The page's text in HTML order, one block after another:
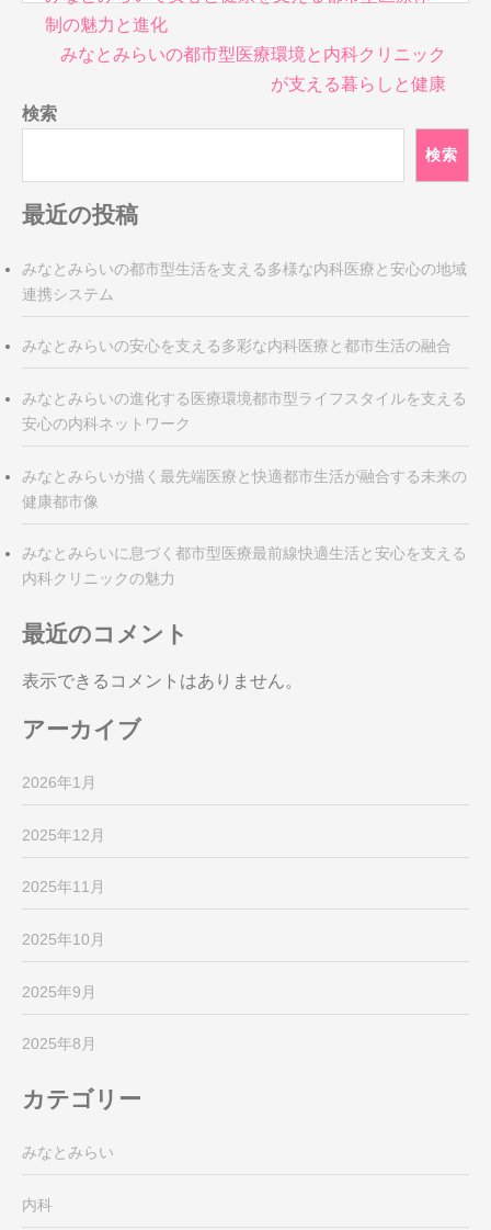
稿
ナ
ゲ
ー
ョ
ン
制の魅力と進化
みなとみらいの都市型医療環境と内科クリニック
が支える暮らしと健康
検索
検索
最近の投稿
みなとみらいの都市型生活を支える多様な内科医療と安心の地域
連携システム
みなとみらいの安心を支える多彩な内科医療と都市生活の融合
みなとみらいの進化する医療環境都市型ライフスタイルを支える
安心の内科ネットワーク
みなとみらいが描く最先端医療と快適都市生活が融合する未来の
健康都市像
みなとみらいに息づく都市型医療最前線快適生活と安心を支える
内科クリニックの魅力
最近のコメント
表示できるコメントはありません。
アーカイブ
2026年1月
2025年12月
2025年11月
2025年10月
2025年9月
2025年8月
カテゴリー
みなとみらい
内科